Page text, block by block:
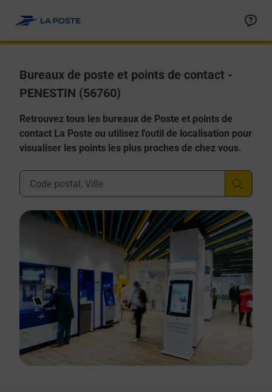
Bureaux de poste et points de contact -
PENESTIN (56760)
Retrouvez tous les bureaux de Poste et points de
contact La Poste ou utilisez l'outil de localisation pour
visualiser les points les plus proches de chez vous.
Ville, Département, Code Postal